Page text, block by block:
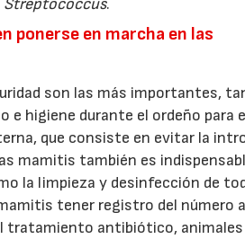
ponerse en marcha en las
son las más importantes,
higiene durante el ordeño para
que consiste en evitar la
mamitis también es
la limpieza y desinfección de
tener registro del número
tratamiento antibiótico, animales